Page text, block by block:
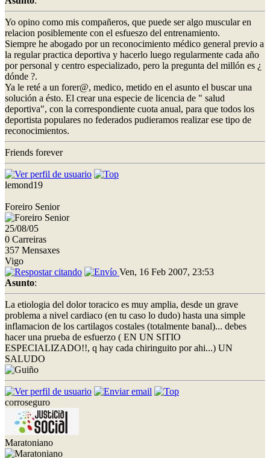
Yo opino como mis compañeros, que puede ser algo muscular en
relacion posiblemente con el esfueszo del entrenamiento.
Siempre he abogado por un reconocimiento médico general previo a
la regular practica deportiva y hacerlo luego regularmente cada año
por personal y centro especializado, pero la pregunta del millón es ¿
dónde ?.
Ya le reté a un forer@, medico, metido en el asunto el buscar una
solución a ésto. El crear una especie de licencia de " salud
deportiva", con la correspondiente cuota anual, para que todos los
deportista populares no federados pudieramos realizar ese tipo de
reconocimientos.
Friends forever
lemond19
Foreiro Senior
25/08/05
0 Carreiras
357 Mensaxes
Vigo
Ven, 16 Feb 2007, 23:53
Asunto:
La etiologia del dolor toracico es muy amplia, desde un grave
problema a nivel cardiaco (en tu caso lo dudo) hasta una simple
inflamacion de los cartilagos costales (totalmente banal)... debes
hacer una prueba de esfuerzo ( EN UN SITIO
ESPECIALIZADO!!, q hay cada chiringuito por ahi...) UN
SALUDO
corroseguro
Maratoniano